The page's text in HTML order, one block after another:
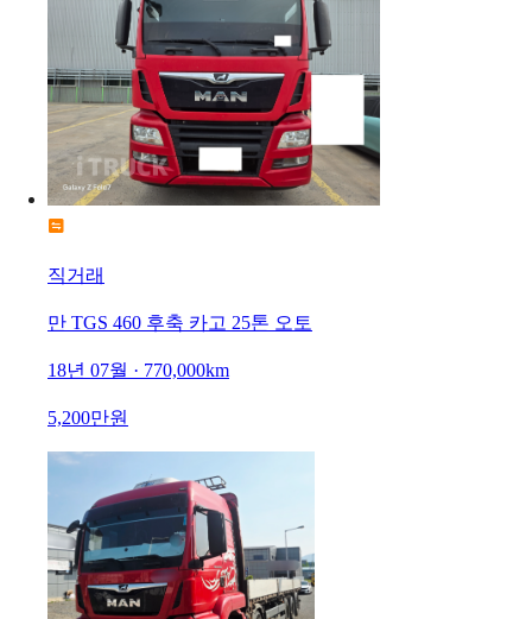
직거래
만 TGS 460 후축 카고 25톤 오토
18년 07월 · 770,000km
5,200만원